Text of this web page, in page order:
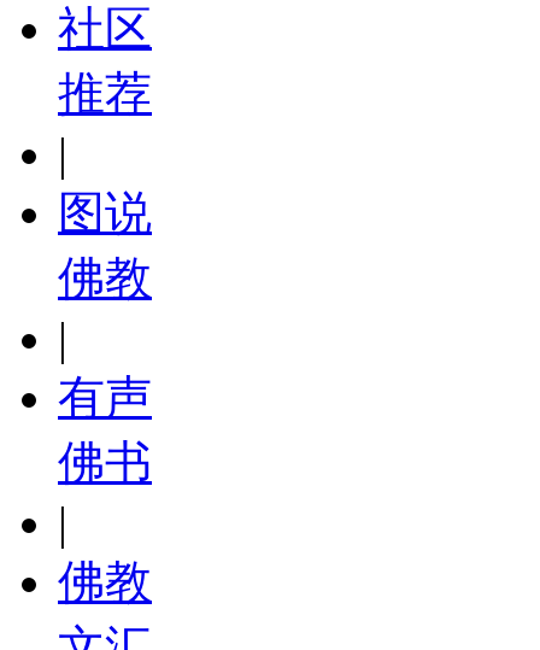
社区
推荐
|
图说
佛教
|
有声
佛书
|
佛教